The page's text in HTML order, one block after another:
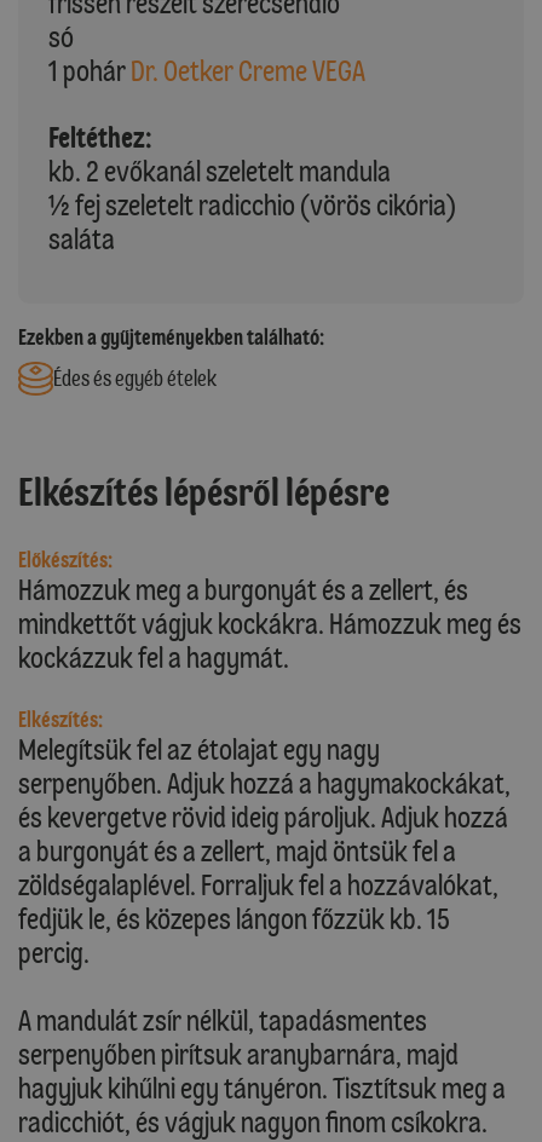
só
1 pohárDr. Oetker Creme VEGA
Feltéthez:
kb. 2 evőkanál szeletelt mandula
½ fej szeletelt radicchio (vörös cikória)
saláta
Ezekben a gyűjteményekben található:
Édes és egyéb ételek
Elkészítés lépésről lépésre
Előkészítés:
Hámozzuk meg a burgonyát és a zellert, és
mindkettőt vágjuk kockákra. Hámozzuk meg és
kockázzuk fel a hagymát.
Elkészítés:
Melegítsük fel az étolajat egy nagy
serpenyőben. Adjuk hozzá a hagymakockákat,
és kevergetve rövid ideig pároljuk. Adjuk hozzá
a burgonyát és a zellert, majd öntsük fel a
zöldségalaplével. Forraljuk fel a hozzávalókat,
fedjük le, és közepes lángon főzzük kb. 15
percig.
A mandulát zsír nélkül, tapadásmentes
serpenyőben pirítsuk aranybarnára, majd
hagyjuk kihűlni egy tányéron. Tisztítsuk meg a
radicchiót, és vágjuk nagyon finom csíkokra.